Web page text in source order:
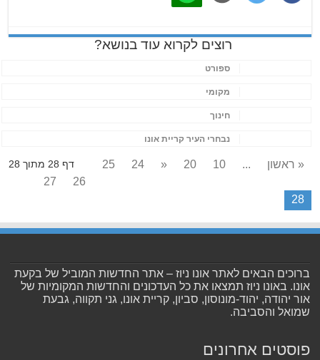
רוצים לקרוא עוד בנושא?
ספורט
מקומי
חינוך
נבחרי העיר קריית אונו
דף 28 מתוך 28 « ראשון ...
10
20
«
24
25
26
27
28
ברוכים הבאים לאתר אונו ניוז – אתר החדשות המוביל של בקעת
אונו. באונו ניוז תמצאו את כל העדכונים והחדשות המקומיות של
אור יהודה, יהוד-מונוסון, סביון, קריית אונו, גני תקווה, גבעת
שמואל והסביבה.
פוסטים אחרונים